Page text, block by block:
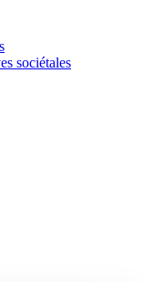
sociétales